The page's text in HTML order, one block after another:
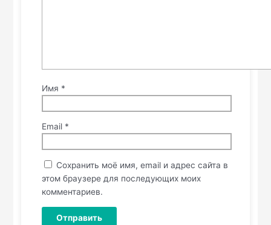
Имя *
Email *
Сохранить моё имя, email и адрес сайта в
этом браузере для последующих моих
комментариев.